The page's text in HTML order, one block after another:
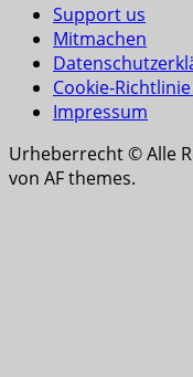
Support us
Mitmachen
Cookie-Richtlinie
Impressum
Urheberrecht © Alle
von AF themes.